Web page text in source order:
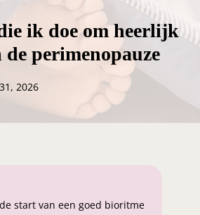
ik doe om heerlijk
de perimenopauze
2026
start van een goed bioritme